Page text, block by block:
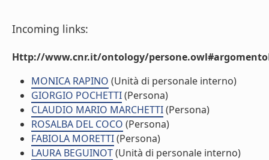
Incoming links:
Http://www.cnr.it/ontology/
MONICA RAPINO (Unità di personale interno)
GIORGIO POCHETTI(Persona)
CLAUDIO MARIO MARCHETTI(Persona)
ROSALBA DEL COCO (Persona)
FABIOLA MORETTI(Persona)
LAURA BEGUINOT(Unità di personale interno)